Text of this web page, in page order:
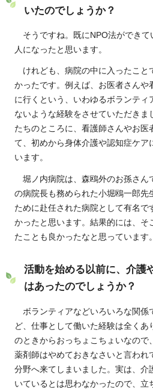
いたのでしょうか？
そうですね。既にNPO法ができて
人になったと思います。
けれども、病院の中に入ったこと
かったです。例えば、お医者さんや
に行くという、いわゆるボランティ
ないような経験をさせていただき
たちのところに、看護師さんやお医
て、初めから身体介護や認知症ケア
います。
堀ノ内病院は、森鴎外のお孫さん
の病院長も務められた小堀鴎一郎先
ために赴任された病院として有名で
かったと思います。結果的には、そ
たことも良かったなと思っています。
活動を始める以前に、介護
はあったのでしょうか？
ボランティアなどいろいろな関係
ど、仕事として働いた経験は全く
のときからおっちょこちょいなので
薬剤師はやめておきなさいと言われ
分野へ来てしまいました。実は、介
いているとは思わなかったので、立